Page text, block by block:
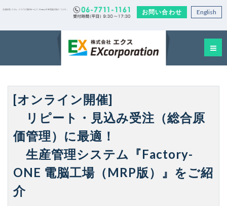
お問い合わせ English
生産管理システム・クラウド型EDIサービス｜Factory-ONE 電脳工場の「エクス」
[オンライン開催]
リピート・見込み受注（総合原
価管理）に最適！
生産管理システム『Factory-
ONE 電脳工場（MRP版）』をご紹
介